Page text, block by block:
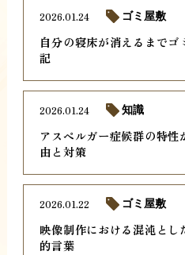
自分の寝床が消えるまでゴ
記
2026.01.24 ゴミ屋敷
アスペルガー症候群の特性
由と対策
2026.01.24 知識
映像制作における混沌とし
的言葉
2026.01.22 ゴミ屋敷